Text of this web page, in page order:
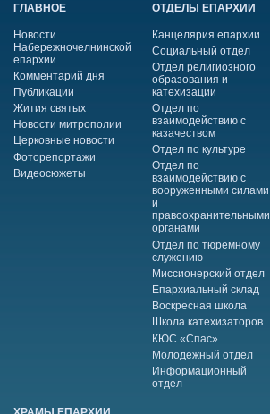
ГЛАВНОЕ
Новости
Набережночелнинской
епархии
Комментарий дня
Публикации
Жития святых
Новости митрополии
Церковные новости
Фоторепортажи
Видеосюжеты
ОТДЕЛЫ ЕПАРХИИ
Канцелярия епархии
Социальный отдел
Отдел религиозного
образования и
катехизации
Отдел по
взаимодействию с
казачеством
Отдел по культуре
Отдел по
взаимодействию с
вооруженными силами
и
правоохранительными
органами
Отдел по тюремному
служению
Миссионерский отдел
Епархиальный склад
Воскресная школа
Школа катехизаторов
КЮС «Спас»
Молодежный отдел
Информационный
отдел